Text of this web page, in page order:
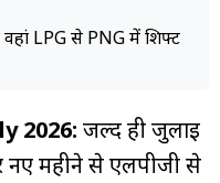
LPG से PNG में शिफ्ट
2026: जल्द ही जुलाई
नए महीने से एलपीजी से